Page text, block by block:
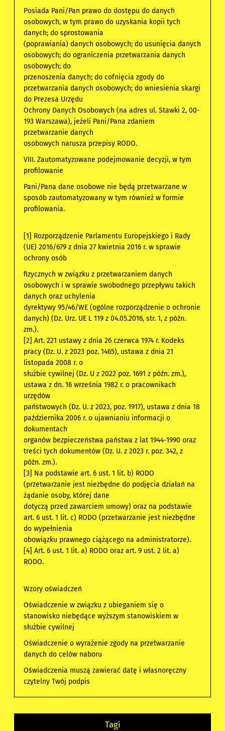
Posiada Pani/Pan prawo do dostępu do danych
osobowych, w tym prawo do uzyskania kopii tych
danych; do sprostowania
(poprawiania) danych osobowych; do usunięcia danych
osobowych; do ograniczenia przetwarzania danych
osobowych; do
przenoszenia danych; do cofnięcia zgody do
przetwarzania danych osobowych; do wniesienia skargi
do Prezesa Urzędu
Ochrony Danych Osobowych (na adres ul. Stawki 2, 00-
193 Warszawa), jeżeli Pani/Pana zdaniem
przetwarzanie danych
osobowych narusza przepisy RODO.
VIII. Zautomatyzowane podejmowanie decyzji, w tym
profilowanie
Pani/Pana dane osobowe nie będą przetwarzane w
sposób zautomatyzowany w tym również w formie
profilowania.
[1] Rozporządzenie Parlamentu Europejskiego i Rady
(UE) 2016/679 z dnia 27 kwietnia 2016 r. w sprawie
ochrony osób
fizycznych w związku z przetwarzaniem danych
osobowych i w sprawie swobodnego przepływu takich
danych oraz uchylenia
dyrektywy 95/46/WE (ogólne rozporządzenie o ochronie
danych) (Dz. Urz. UE L 119 z 04.05.2016, str. 1, z późn.
zm.).
[2] Art. 221 ustawy z dnia 26 czerwca 1974 r. Kodeks
pracy (Dz. U. z 2023 poz. 1465), ustawa z dnia 21
listopada 2008 r. o
służbie cywilnej (Dz. U z 2022 poz. 1691 z późn. zm.),
ustawa z dn. 16 września 1982 r. o pracownikach
urzędów
państwowych (Dz. U. z 2023, poz. 1917), ustawa z dnia 18
października 2006 r. o ujawnianiu informacji o
dokumentach
organów bezpieczeństwa państwa z lat 1944-1990 oraz
treści tych dokumentów (Dz. U. z 2023 r. poz. 342, z
późn. zm.).
[3] Na podstawie art. 6 ust. 1 lit. b) RODO
(przetwarzanie jest niezbędne do podjęcia działań na
żądanie osoby, której dane
dotyczą przed zawarciem umowy) oraz na podstawie
art. 6 ust. 1 lit. c) RODO (przetwarzanie jest niezbędne
do wypełnienia
obowiązku prawnego ciążącego na administratorze).
[4] Art. 6 ust. 1 lit. a) RODO oraz art. 9 ust. 2 lit. a)
RODO.
Wzory oświadczeń
Oświadczenie w związku z ubieganiem się o
stanowisko niebędące wyższym stanowiskiem w
służbie cywilnej
Oświadczenie o wyrażenie zgody na przetwarzanie
danych do celów naboru
Oświadczenia muszą zawierać datę i własnoręczny
czytelny Twój podpis
Tagi